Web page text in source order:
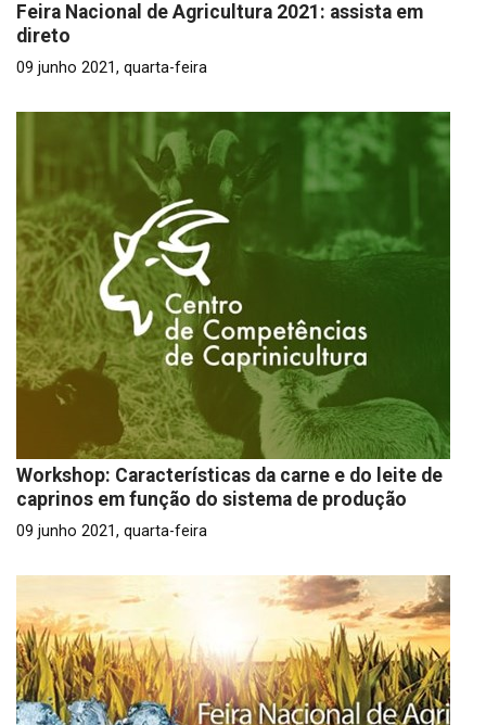
Feira Nacional de Agricultura 2021: assista em
direto
09 junho 2021, quarta-feira
Workshop: Características da carne e do leite de
caprinos em função do sistema de produção
09 junho 2021, quarta-feira